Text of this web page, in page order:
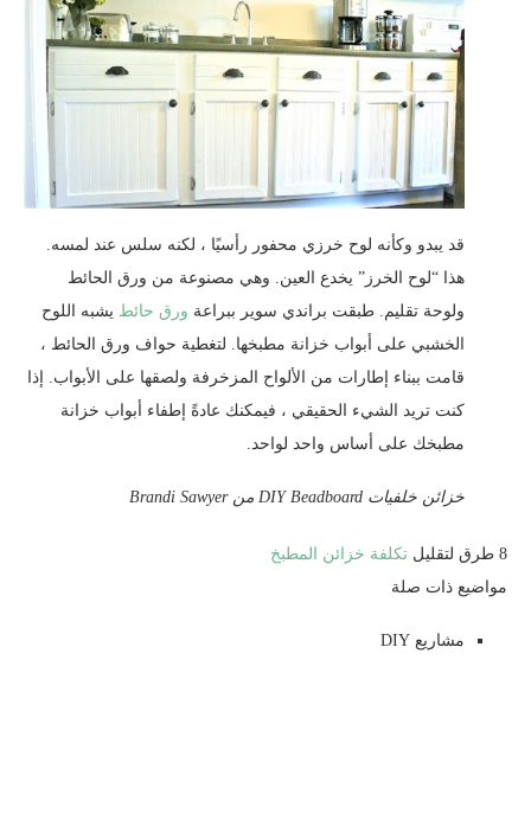
قد يبدو وكأنه لوح خرزي محفور رأسيًا ، لكنه سلس عند لمسه.
هذا “لوح الخرز” يخدع العين. وهي مصنوعة من ورق الحائط
ولوحة تقليم. طبقت براندي سوير ببراعة ورق حائط يشبه اللوح
الخشبي على أبواب خزانة مطبخها. لتغطية حواف ورق الحائط ،
قامت ببناء إطارات من الألواح المزخرفة ولصقها على الأبواب. إذا
كنت تريد الشيء الحقيقي ، فيمكنك عادةً إطفاء أبواب خزانة
مطبخك على أساس واحد لواحد.
خزائن خلفيات DIY Beadboard من Brandi Sawyer
8 طرق لتقليل
تكلفة خزائن المطبخ
مواضيع ذات صلة
مشاريع DIY